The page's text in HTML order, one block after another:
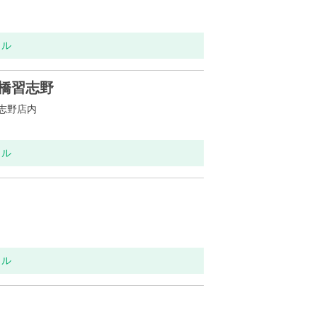
習志野
野店内